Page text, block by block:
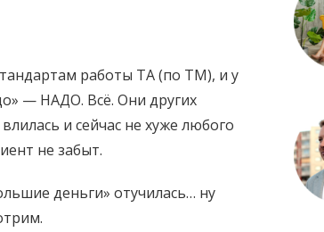
работы ТА (по ТМ), и у
— НАДО. Всё. Они других
и сейчас не хуже любого
не забыт.
деньги» отучилась… ну